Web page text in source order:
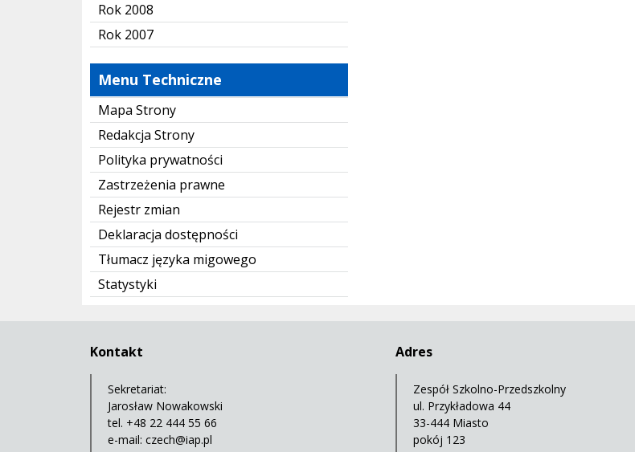
Rok 2008
Rok 2007
Menu Techniczne
Mapa Strony
Redakcja Strony
Polityka prywatności
Zastrzeżenia prawne
Rejestr zmian
Deklaracja dostępności
Tłumacz języka migowego
Statystyki
Kontakt
Sekretariat:
Jarosław Nowakowski
tel. +48 22 444 55 66
e-mail: czech@iap.pl
Adres
Zespół Szkolno-Przedszkolny
ul. Przykładowa 44
33-444 Miasto
pokój 123